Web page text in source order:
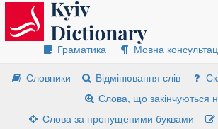
Граматика
Мовна
Словники
Відмінювання слів
Слова, що закінчуються
Слова за пропущеними буквами